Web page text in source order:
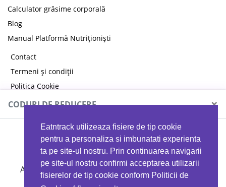
Eatntrack utilizeaza fisiere de tip cookie
pentru a personaliza si imbunatati experienta
ta pe site-ul nostru. Prin continuarea navigarii
pe site-ul nostru confirmi acceptarea utilizarii
fisierelor de tip cookie conform Politicii de
Calculator grăsime corporală
Blog
Manual Platformă Nutriționiști
Contact
Termeni și condiții
Politica Cookie
Politica de confidențialitate
CODURI DE REDUCERE ×
MYPROTEIN
Ai 40%reducere la orice comandă folosind codul
EATTRACK